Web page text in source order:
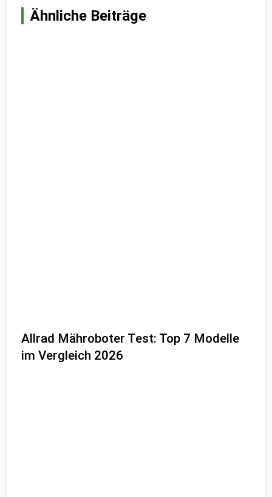
Ähnliche Beiträge
Allrad Mähroboter Test: Top 7 Modelle
im Vergleich 2026